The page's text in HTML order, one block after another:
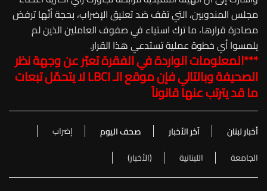
مجلس المندوبين، التي تقف ضد تعليق الإضراب، بحجة أنّها ترفض
مصادرة قرارها، ما ترك استياء في صفوف العاملين الذين لم
يلمسوا أي خطوة عملية تستدعي هذا القرار.
***المعلومات الواردة في الفقرة تعبّر عن وجهة نظر
الصحيفة وبالتالي فإن موقع الـLBCIلا يتحمّل تبعات
ما قد يترتب عنها قانوناً
أخبار لبنان آخر الأخبار صحف اليوم
إضراب
الجامعة
اللبنانية (الأخبار)